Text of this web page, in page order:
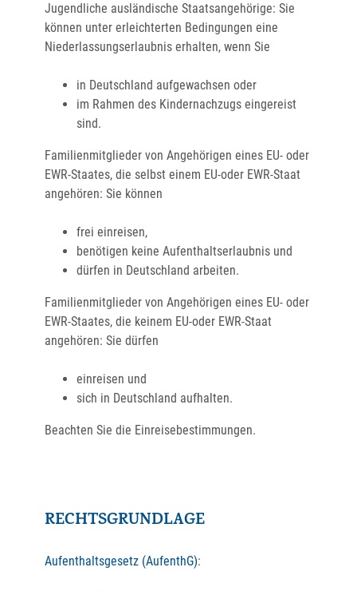
Jugendliche ausländische Staatsangehörige: Sie
können unter erleichterten Bedingungen eine
Niederlassungserlaubnis erhalten, wenn Sie
in Deutschland aufgewachsen oder
im Rahmen des Kindernachzugs eingereist
sind.
Familienmitglieder von Angehörigen eines EU- oder
EWR-Staates, die selbst einem EU-oder EWR-Staat
angehören: Sie können
frei einreisen,
benötigen keine Aufenthaltserlaubnis und
dürfen in Deutschland arbeiten.
Familienmitglieder von Angehörigen eines EU- oder
EWR-Staates, die keinem EU-oder EWR-Staat
angehören: Sie dürfen
einreisen und
sich in Deutschland aufhalten.
Beachten Sie die Einreisebestimmungen.
RECHTSGRUNDLAGE
Aufenthaltsgesetz (AufenthG):